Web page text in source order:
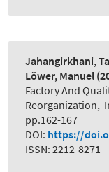
Jahangirkhani,
Löwer, Manuel
Factory And
Reorganization,
pp.162-167
DOI: https://
ISSN: 2212-8271